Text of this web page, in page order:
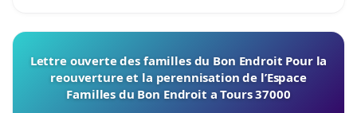
Lettre ouverte des familles du Bon Endroit Pour la
reouverture et la perennisation de l’Espace
Familles du Bon Endroit a Tours 37000